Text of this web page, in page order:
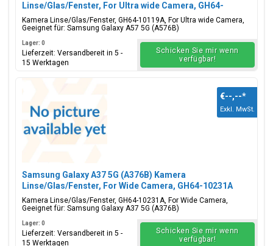
Linse/Glas/Fenster, For Ultra wide Camera, GH64-
10119A
Kamera Linse/Glas/Fenster, GH64-10119A, For Ultra wide Camera,
Geeignet für: Samsung Galaxy A57 5G (A576B)
Lager: 0
Lieferzeit: Versandbereit in 5 -
15 Werktagen
Schicken Sie mir wenn
verfügbar!
Samsung Galaxy A37 5G (A376B) Kamera
Linse/Glas/Fenster, For Wide Camera, GH64-10231A
Kamera Linse/Glas/Fenster, GH64-10231A, For Wide Camera,
Geeignet für: Samsung Galaxy A37 5G (A376B)
€--,--*
Exkl. MwSt.
Lager: 0
Lieferzeit: Versandbereit in 5 -
15 Werktagen
Schicken Sie mir wenn
verfügbar!